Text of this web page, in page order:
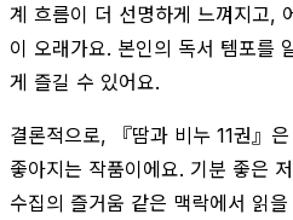
계 흐름이 더 선명하게 느껴지고,
이 오래가요. 본인의 독서 템포를
게 즐길 수 있어요.
결론적으로, 『땀과 비누 11권』
좋아지는 작품이에요. 기분 좋은
수집의 즐거움 같은 맥락에서 읽